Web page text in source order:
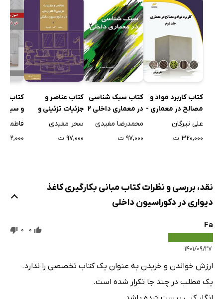
کاغذ دیواری کرم
کاغذ دیواری سبز
کاغذ دیواری مشکی
کاغذ دیواری سفید
کاغذ دیواری طوسی
کاغذ دیواری فیروزهای
کاغذ دیواری زرشکی
کاغذ دیواری یشمی
کاغذ دیواری صورتی
کاغذدیواری سیاه و سفید
فصل چهارم:طرح کاغذ دیواری
کاغذ دیواری طرح سبک‌های معماری
کاغذ دیواری طرح سه بعدی
کاغذ دیواری طرح هندسی
کتاب کاربرد مواد و
مصالح در معماری -
جلد دوم
علی تیرگان
۳۲۰,۰۰۰ ت
کتاب سبک شناسی
در معماری داخلی 2
محمدرضا مفیدی
۹۷,۰۰۰ ت
کتاب عناصر و
جزئیات تزئینی و
کاربردی در
«سقف - کف -
سحر مفیدی
۹۷,۰۰۰ ت
کتاب
و سبک
فاطمه
۴۲,۰۰۰ ت
نقد، بررسی و نظرات کتاب مبانی بکارگیری کاغذ
دیواری در دکوراسیون داخلی
Fa
۱۴۰۱/۰۹/۲۷
0
0
ارزش خواندن و خریدن به عنوان یک کتاب تخصصی را ندارد.
یک مطلب در چند جا تکرار شده است.